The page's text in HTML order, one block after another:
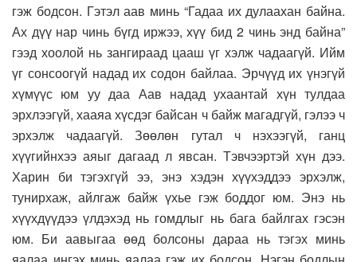
гэж бодсон. Гэтэл аав минь “Гадаа их дулаахан байна.
Ах дүү нар чинь бүгд иржээ, хүү бид 2 чинь энд байна”
гээд хоолой нь зангираад цааш үг хэлж чадаагүй. Ийм
үг сонсоогүй надад их содон байлаа. Эрчүүд их үнэгүй
хүмүүс юм уу даа Аав надад ухаантай хүн тулдаа
эрхлээгүй, хааяа хүсдэг байсан ч байж магадгүй, гэлээ ч
эрхэлж чадаагүй. Зөөлөн гутал ч нэхээгүй, ганц
хүүгийнхээ аяыг дагаад л явсан. Тэвчээртэй хүн дээ.
Харин би тэгэхгүй ээ, энэ хэдэн хүүхэддээ эрхэлж,
тунирхаж, айлгаж байж үхье гэж боддог юм. Энэ нь
хүүхдүүдээ үлдэхэд нь гомдлыг нь бага байлгах гэсэн
юм. Би аавыгаа өөд болсоны дараа нь тэгэх минь